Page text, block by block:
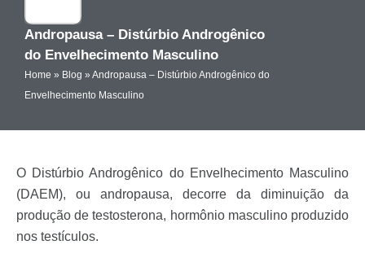
Andropausa – Distúrbio Androgênico
do Envelhecimento Masculino
Home » Blog » Andropausa – Distúrbio Androgênico do
Envelhecimento Masculino
O Distúrbio Androgênico do Envelhecimento Masculino
(DAEM), ou andropausa, decorre da diminuição da
produção de testosterona, hormônio masculino produzido
nos testículos.